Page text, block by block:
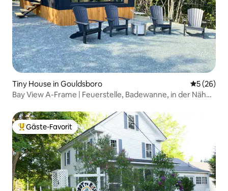
Tiny House in Gouldsboro
5 (26)
Bay View A-Frame | Feuerstelle, Badewanne, in der Nähe
Beliebter Gäste-Favorit.
Gäste-Favorit